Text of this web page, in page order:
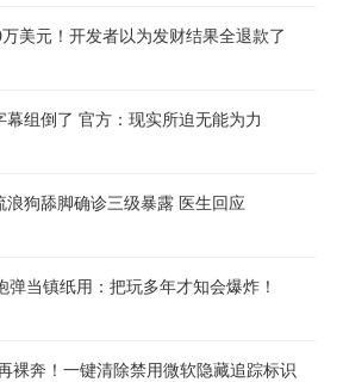
美元！开发者以为发财结果全退款了
幕组倒了 官方：现实所迫无能为力
浪狗舔脚确诊三级暴露 医生回应
弹当镇纸用：把玩多年才知会爆炸！
裸奔！一键清除禁用微软隐藏追踪标识